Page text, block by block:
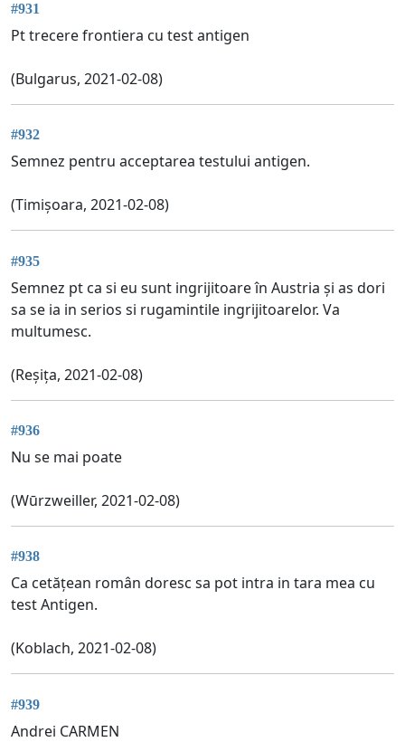
#931
Pt trecere frontiera cu test antigen
(Bulgarus, 2021-02-08)
#932
Semnez pentru acceptarea testului antigen.
(Timișoara, 2021-02-08)
#935
Semnez pt ca si eu sunt ingrijitoare în Austria și as dori
sa se ia in serios si rugamintile ingrijitoarelor. Va
multumesc.
(Reșița, 2021-02-08)
#936
Nu se mai poate
(Wūrzweiller, 2021-02-08)
#938
Ca cetățean român doresc sa pot intra in tara mea cu
test Antigen.
(Koblach, 2021-02-08)
#939
Andrei CARMEN